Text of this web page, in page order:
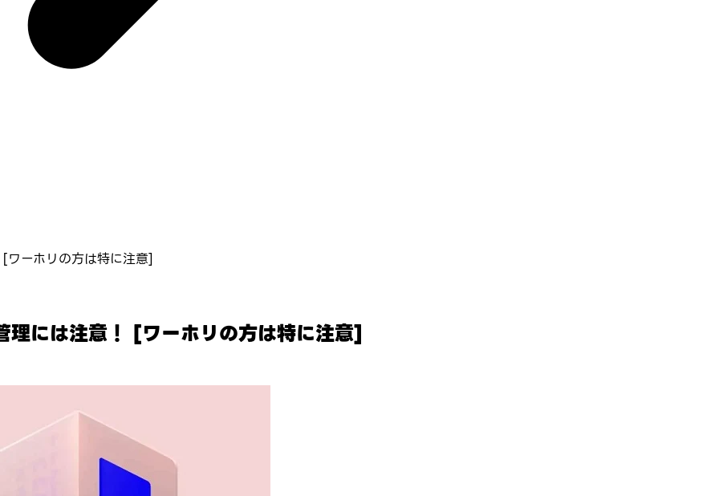
ワーホリの方は特に注意]
理には注意！ [ワーホリの方は特に注意]